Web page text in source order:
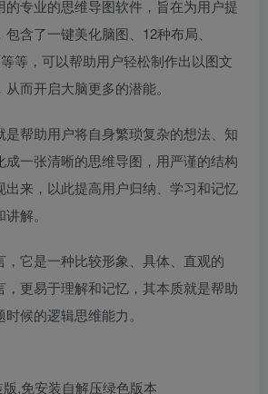
的专业的思维导图软件，旨在为用户提
含了一键美化脑图、12种布局、
等，可以帮助用户轻松制作出以图文
而开启大脑更多的潜能。
是帮助用户将自身繁琐复杂的想法、知
成一张清晰的思维导图，用严谨的结构
出来，以此提高用户归纳、学习和记忆
解。
，它是一种比较形象、具体、直观的
，更易于理解和记忆，其本质就是帮助
候的逻辑思维能力。
,免安装自解压绿色版本